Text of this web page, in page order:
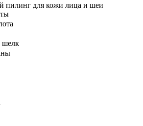
пилинг для кожи лица и шеи
шелк